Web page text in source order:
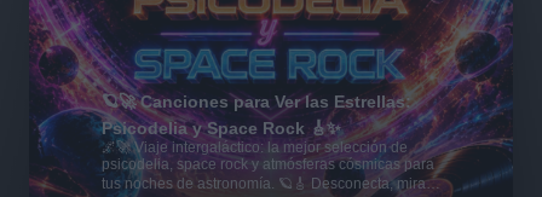
🪐🚀 Canciones para Ver las Estrellas:
Psicodelia y Space Rock 🎸✨
🌌🚀 Viaje intergaláctico: la mejor selección de
psicodelia, space rock y atmósferas cósmicas para
tus noches de astronomía. 🪐🎸 Desconecta, mira